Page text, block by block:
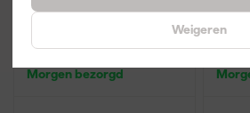
Weigeren
Laserliner PowerPlane-
Kruislijnlaser in L-Boxx -
3 lijnen - groen - 60m -
IP54
Morgen bezorgd